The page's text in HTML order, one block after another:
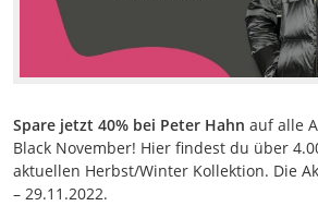
Spare jetzt 40% bei Peter Hahn auf alle
Black November! Hier findest du über
aktuellen Herbst/Winter Kollektion. Die
– 29.11.2022.